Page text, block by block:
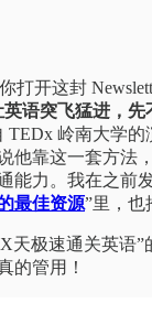
打开这封
语突飞猛进，先
TEDx 岭南大学的
说他靠这一套方法
能力。我在之前
最佳资源”里，也
天极速通关英语”
的管用！